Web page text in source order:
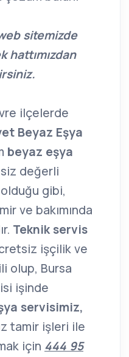
sitemizde
hattımızdan
ilçelerde
Beyaz Eşya
beyaz eşya
siz değerli
gibi,
ve bakımında
Teknik servis
işçilik ve
olup, Bursa
işinde
servisimiz,
tamir işleri ile
için 444 95